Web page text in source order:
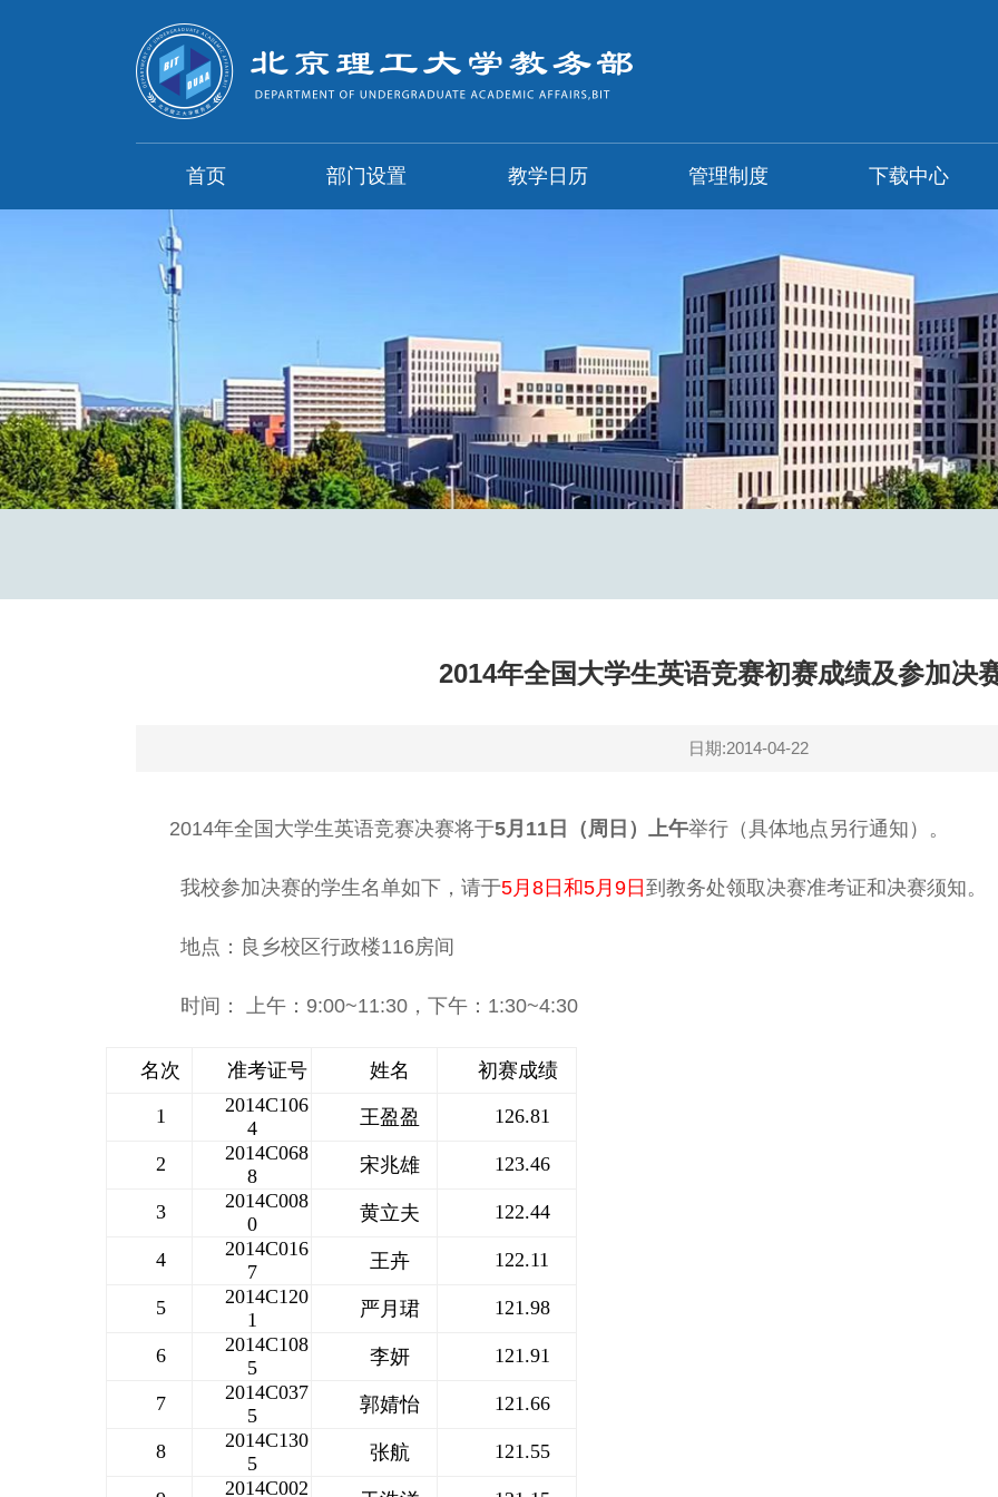
首页 部门设置 教学日历 管理制度 下载中心
2014年全国大学生英语竞赛初赛成绩及参加决
日期:2014-04-22
2014年全国大学生英语竞赛决赛将于5月 11 日（周日）上午举行（具体地点另行通知）。
我校参加决赛的学生名单如下，请于5 月 8日和5 月 9日到教务处领取决赛准考证和决赛须知。
地点：良乡校区行政楼116房间
时间： 上午：9:00~11:30，下午：1:30~4:30
名次 准考证号 姓名 初赛成绩
1
2014C106
4
王盈盈 126.81
2
2014C068
8
宋兆雄 123.46
3
2014C008
0
黄立夫 122.44
4
2014C016
7
王卉 122.11
5
2014C120
1
严月珺 121.98
6
2014C108
5
李妍 121.91
7
2014C037
5
郭婧怡 121.66
8
2014C130
5
张航 121.55
2014C002